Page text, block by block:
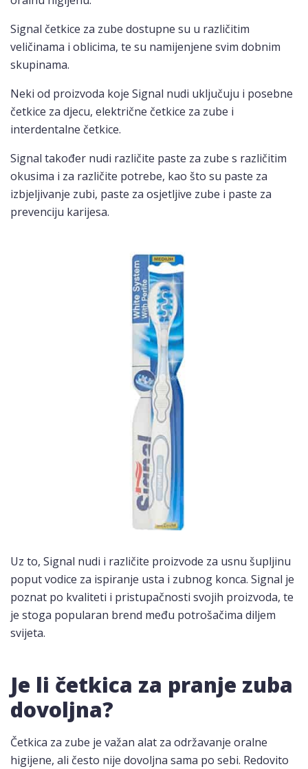
Signal četkice za zube dostupne su u različitim
veličinama i oblicima, te su namijenjene svim dobnim
skupinama.
Neki od proizvoda koje Signal nudi uključuju i posebne
četkice za djecu, električne četkice za zube i
interdentalne četkice.
Signal također nudi različite paste za zube s različitim
okusima i za različite potrebe, kao što su paste za
izbjeljivanje zubi, paste za osjetljive zube i paste za
prevenciju karijesa.
Uz to, Signal nudi i različite proizvode za usnu šupljinu
poput vodice za ispiranje usta i zubnog konca. Signal je
poznat po kvaliteti i pristupačnosti svojih proizvoda, te
je stoga popularan brend među potrošačima diljem
svijeta.
Je li četkica za pranje zuba
dovoljna?
Četkica za zube je važan alat za održavanje oralne
higijene, ali često nije dovoljna sama po sebi. Redovito